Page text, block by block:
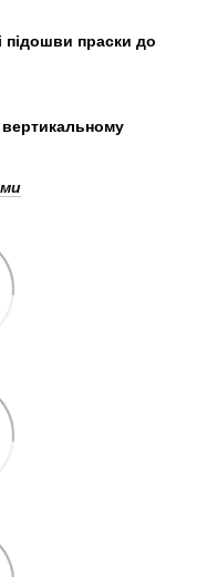
підошви праски до